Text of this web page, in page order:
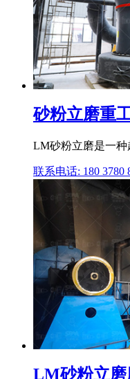
砂粉立磨重
LM砂粉立磨是一种
联系电话: 180 3780
LM砂粉立磨